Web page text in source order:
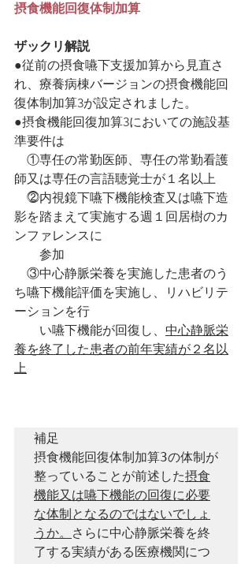
摂食機能回復体制加算
ザックリ解説
●従前の摂食嚥下支援加算から見直さ
れ、療養病棟バージョンの摂食機能回
復体制加算3が設定されました。
●摂食機能回復加算3においての施設基
準要件は
①専任の常勤医師、専任の常勤看護
師又は専任の言語聴覚士が１名以上
⓶内視鏡下嚥下機能検査又は嚥下造
影を踏まえて実施する週１回居樹のカ
ンファレンスに
参加
③中心静脈栄養を実施した患者のう
ち嚥下機能評価を実施し、リハビリテ
ーションを行
い嚥下機能が回復し、 中心静脈栄
養を終了した患者の前年実績が２名以
上
補足
摂食機能回復体制加算3の体制が
整っていることが前述した摂食
機能又は嚥下機能の回復に必要
な体制となるのではないでしょ
うか。
さらに中心静脈栄養を終
了する実績がある医療機関につ